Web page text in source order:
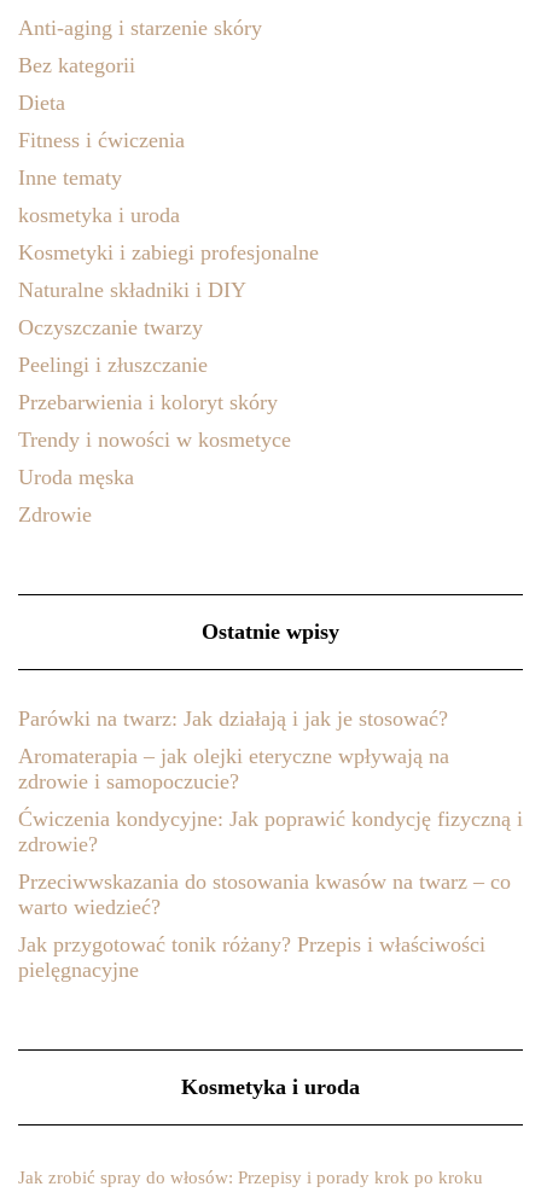
Anti-aging i starzenie skóry
Bez kategorii
Dieta
Fitness i ćwiczenia
Inne tematy
kosmetyka i uroda
Kosmetyki i zabiegi profesjonalne
Naturalne składniki i DIY
Oczyszczanie twarzy
Peelingi i złuszczanie
Przebarwienia i koloryt skóry
Trendy i nowości w kosmetyce
Uroda męska
Zdrowie
Ostatnie wpisy
Parówki na twarz: Jak działają i jak je stosować?
Aromaterapia – jak olejki eteryczne wpływają na
zdrowie i samopoczucie?
Ćwiczenia kondycyjne: Jak poprawić kondycję fizyczną i
zdrowie?
Przeciwwskazania do stosowania kwasów na twarz – co
warto wiedzieć?
Jak przygotować tonik różany? Przepis i właściwości
pielęgnacyjne
Kosmetyka i uroda
Jak zrobić spray do włosów: Przepisy i porady krok po kroku